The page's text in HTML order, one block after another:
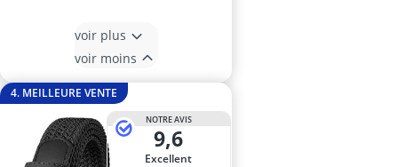
voir plus
voir moins
4. MEILLEURE VENTE
NOTRE AVIS
9,6
Excellent